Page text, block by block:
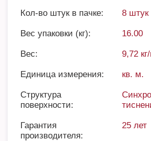
Кол-во штук в пачке: 8 штук
Вес упаковки (кг): 16.00
Вес: 9,72
Единица измерения: кв. м.
Структура
поверхности:
Гарантия
производителя:
25 лет